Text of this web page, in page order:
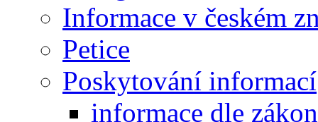
Informace v českém
Petice
Poskytování informací
informace dle